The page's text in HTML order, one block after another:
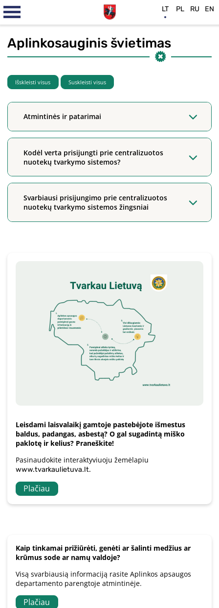
Aplinkosauginis švietimas
Išskleisti visus Suskleisti visus
Atmintinės ir patarimai
Kodėl verta prisijungti prie centralizuotos
nuotekų tvarkymo sistemos?
Svarbiausi prisijungimo prie centralizuotos
nuotekų tvarkymo sistemos žingsniai
Leisdami laisvalaikį gamtoje pastebėjote išmestus
baldus, padangas, asbestą? O gal sugadintą miško
paklotę ir kelius? Praneškite!
Pasinaudokite interaktyviuoju žemėlapiu
www.tvarkaulietuva.lt.
Plačiau
Kaip tinkamai prižiūrėti, genėti ar šalinti medžius ar
krūmus sode ar namų valdoje?
Visą svarbiausią informaciją rasite Aplinkos apsaugos
departamento parengtoje atmintinėje.
Plačiau
LT PL RU EN